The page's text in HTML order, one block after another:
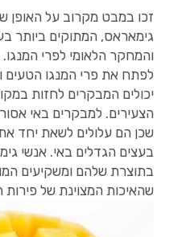
זכו במבט מקרוב על האופן
גימאראס, המתוקים ביותר
והמחקר הלאומי לפרי
לפתח את פרי המנגו הטעים
יכולים המבקרים לחזות
הצעירים. למבקרים באי
שכן הם עלולים לשאת יחד
בעצים הגדלים באי. אנשי
בתוצרת שלהם ומשקיעים
שהאיכות המצוינת של